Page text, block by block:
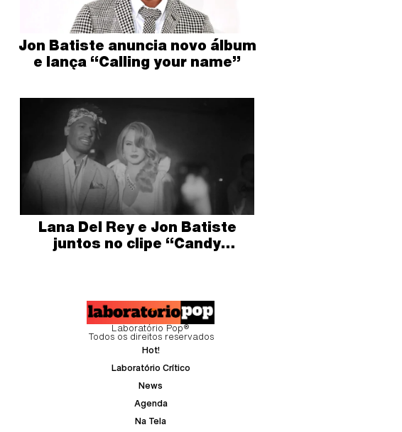
Jon Batiste anuncia novo álbum
e lança “Calling your name”
Lana Del Rey e Jon Batiste
juntos no clipe “Candy
Laboratório Pop®
Todos os direitos reservados
Hot!
Laboratório Crítico
News
Agenda
Na Tela